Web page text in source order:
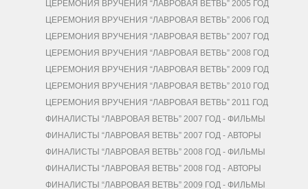
ЦЕРЕМОНИЯ ВРУЧЕНИЯ “ЛАВРОВАЯ ВЕТВЬ” 2005 ГОД
ЦЕРЕМОНИЯ ВРУЧЕНИЯ “ЛАВРОВАЯ ВЕТВЬ” 2006 ГОД
ЦЕРЕМОНИЯ ВРУЧЕНИЯ “ЛАВРОВАЯ ВЕТВЬ” 2007 ГОД
ЦЕРЕМОНИЯ ВРУЧЕНИЯ “ЛАВРОВАЯ ВЕТВЬ” 2008 ГОД
ЦЕРЕМОНИЯ ВРУЧЕНИЯ “ЛАВРОВАЯ ВЕТВЬ” 2009 ГОД
ЦЕРЕМОНИЯ ВРУЧЕНИЯ “ЛАВРОВАЯ ВЕТВЬ” 2010 ГОД
ЦЕРЕМОНИЯ ВРУЧЕНИЯ “ЛАВРОВАЯ ВЕТВЬ” 2011 ГОД
ФИНАЛИСТЫ “ЛАВРОВАЯ ВЕТВЬ” 2007 ГОД - ФИЛЬМЫ
ФИНАЛИСТЫ “ЛАВРОВАЯ ВЕТВЬ” 2007 ГОД - АВТОРЫ
ФИНАЛИСТЫ “ЛАВРОВАЯ ВЕТВЬ” 2008 ГОД - ФИЛЬМЫ
ФИНАЛИСТЫ “ЛАВРОВАЯ ВЕТВЬ” 2008 ГОД - АВТОРЫ
ФИНАЛИСТЫ “ЛАВРОВАЯ ВЕТВЬ” 2009 ГОД - ФИЛЬМЫ